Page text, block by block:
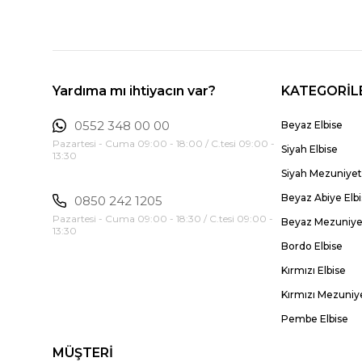
Yardıma mı ihtiyacın var?
0552 348 00 00
Pazartesi - Cuma 09:00 - 18:00 / C.tesi 09:00 -
13:30
0850 242 1205
Pazartesi - Cuma 09:00 - 18:30 / C.tesi 09:00 -
13:30
Beyaz Elbise
Siyah Elbise
Siyah
Beyaz Abiye
Beyaz
Bordo Elbise
Kırmızı Elbise
Kırmızı
Pembe Elbise
MÜŞTERİ